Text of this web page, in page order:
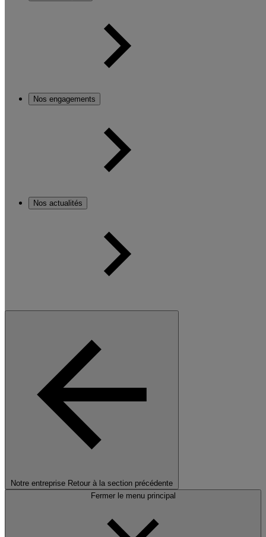
Nos engagements
Nos actualités
Notre entreprise Retour à la section précédente
Fermer le menu principal